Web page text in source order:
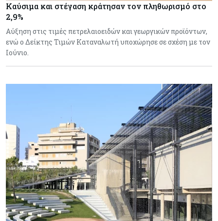
Καύσιμα και στέγαση κράτησαν τον πληθωρισμό στο
2,9%
Αύξηση στις τιμές πετρελαιοειδών και γεωργικών προϊόντων,
ενώ ο Δείκτης Τιμών Καταναλωτή υποχώρησε σε σχέση με τον
Ιούνιο.